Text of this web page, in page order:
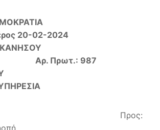
ΔΗΜΟΚΡΑΤΙΑ
02-2024
987